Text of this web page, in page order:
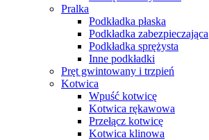
Pralka
Podkładka płaska
Podkładka zabezpieczająca
Podkładka sprężysta
Inne podkładki
Pręt gwintowany i trzpień
Kotwica
Wpuść kotwicę
Kotwica rękawowa
Przełącz kotwicę
Kotwica klinowa